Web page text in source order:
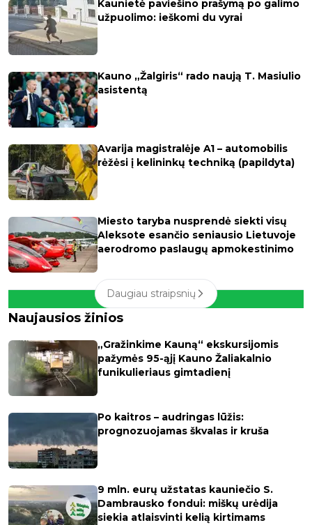
Kaunietė paviešino prašymą po galimo
užpuolimo: ieškomi du vyrai
Kauno „Žalgiris“ rado naują T. Masiulio
asistentą
Avarija magistralėje A1 – automobilis
rėžėsi į kelininkų techniką (papildyta)
Miesto taryba nusprendė siekti visų
Aleksote esančio seniausio Lietuvoje
aerodromo paslaugų apmokestinimo
Daugiau straipsnių
Naujausios žinios
„Gražinkime Kauną“ ekskursijomis
pažymės 95-ąjį Kauno Žaliakalnio
funikulieriaus gimtadienį
Po kaitros – audringas lūžis:
prognozuojamas škvalas ir kruša
9 mln. eurų užstatas kauniečio S.
Dambrausko fondui: miškų urėdija
siekia atlaisvinti kelią kirtimams